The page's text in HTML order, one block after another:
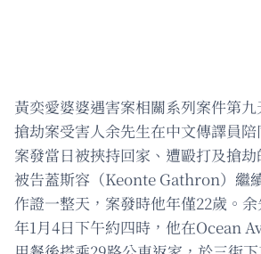
黃奕愛婆婆遇害案相關系列案件第
搶劫案受害人余先生在中文傳譯員
案發當日被挾持回家、遭毆打及搶劫
被告蓋斯容（Keonte Gathron）繼
作證一整天，案發時他年僅22歲。
年1月4日下午約四時，他在Ocean